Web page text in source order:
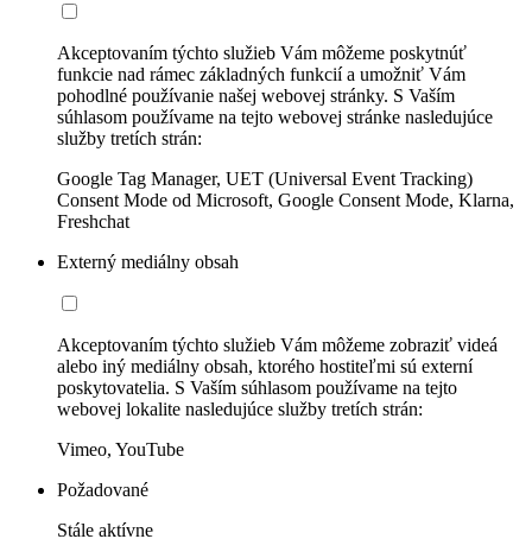
Akceptovaním týchto služieb Vám môžeme poskytnúť
funkcie nad rámec základných funkcií a umožniť Vám
pohodlné používanie našej webovej stránky. S Vaším
súhlasom používame na tejto webovej stránke nasledujúce
služby tretích strán:
Google Tag Manager, UET (Universal Event Tracking)
Consent Mode od Microsoft, Google Consent Mode, Klarna,
Freshchat
Externý mediálny obsah
Akceptovaním týchto služieb Vám môžeme zobraziť videá
alebo iný mediálny obsah, ktorého hostiteľmi sú externí
poskytovatelia. S Vaším súhlasom používame na tejto
webovej lokalite nasledujúce služby tretích strán:
Vimeo, YouTube
Požadované
Stále aktívne